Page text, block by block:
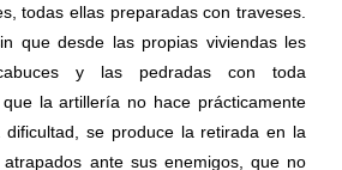
todas ellas preparadas con traveses.
que desde las propias viviendas les
y las pedradas con toda
la artillería no hace prácticamente
se produce la retirada en la
ante sus enemigos, que no